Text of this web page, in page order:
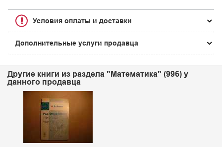
Условия оплаты и доставки
Дополнительные услуги продавца
Другие книги из раздела "Математика" (996) у
данного продавца